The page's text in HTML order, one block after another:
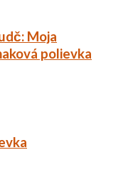
Moja
polievka